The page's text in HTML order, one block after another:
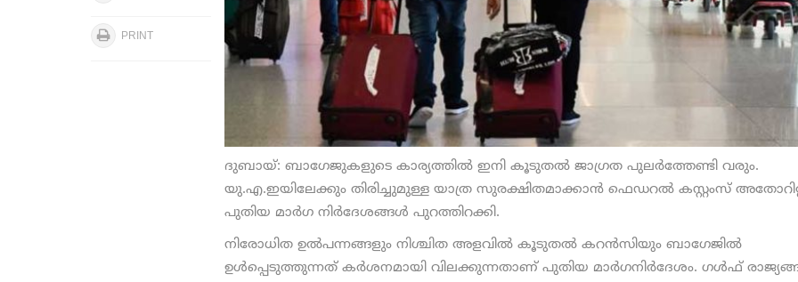
PRINT
ദുബായ്: ബാഗേജുകളുടെ കാര്യത്തില്‍ ഇനി കൂടുതല്‍ ജാഗ്രത പുലര്‍ത്തേണ്ടി വരും.
യു.എ.ഇയിലേക്കും തിരിച്ചുമുള്ള യാത്ര സുരക്ഷിതമാക്കാന്‍ ഫെഡറല്‍ കസ്റ്റംസ്
പുതിയ മാര്‍ഗ നിര്‍ദേശങ്ങള്‍ പുറത്തിറക്കി.
നിരോധിത ഉല്‍പന്നങ്ങളും നിശ്ചിത അളവില്‍ കൂടുതല്‍ കറന്‍സിയും ബാഗേജില്‍
ഉള്‍പ്പെടുത്തുന്നത് കര്‍ശനമായി വിലക്കുന്നതാണ് പുതിയ മാര്‍ഗനിര്‍ദേശം. ഗള്‍ഫ്